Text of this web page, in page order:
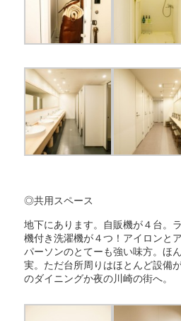
◎共用スペース
地下にあります。自販機が４台。
機付き洗濯機が４つ！アイロンと
パーソンのとてーも強い味方。ほ
実。ただ台所周りはほとんど設備
のダイニングか夜の川崎の街へ。